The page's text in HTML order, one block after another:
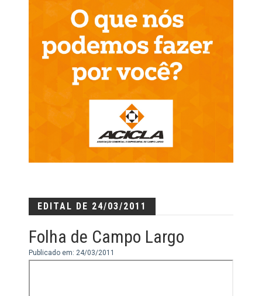
EDITAL DE 24/03/2011
Folha de Campo Largo
Publicado em: 24/03/2011